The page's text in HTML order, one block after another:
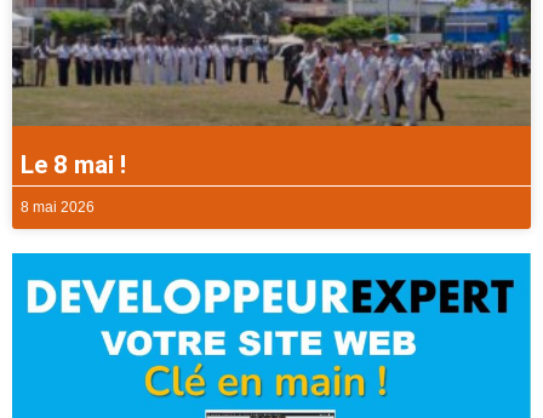
Le 8 mai !
8 mai 2026